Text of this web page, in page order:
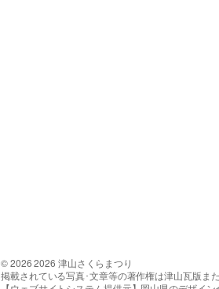
© 2026 2026 津山さくらまつり
掲載されている写真･文章等の著作権は津山瓦版ま